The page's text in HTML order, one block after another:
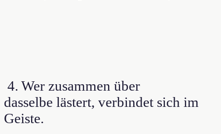
4. Wer zusammen über
dasselbe lästert, verbindet sich im
Geiste.